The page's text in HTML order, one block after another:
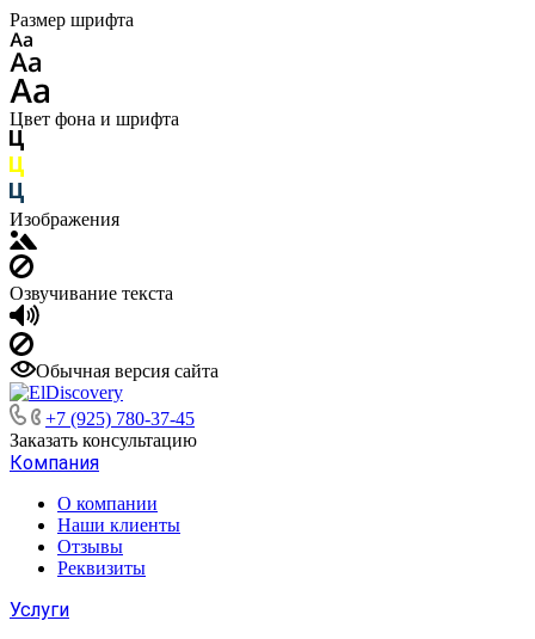
Размер шрифта
Цвет фона и шрифта
Изображения
Озвучивание текста
Обычная версия сайта
+7 (925) 780-37-45
Заказать консультацию
Компания
О компании
Наши клиенты
Отзывы
Реквизиты
Услуги